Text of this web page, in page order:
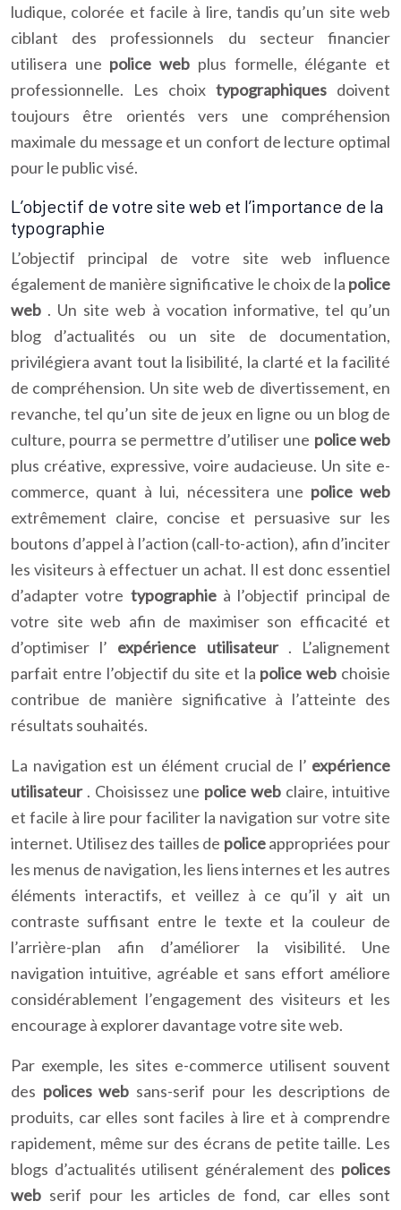
ludique, colorée et facile à lire, tandis qu’un site web
ciblant des professionnels du secteur financier
utilisera une police web plus formelle, élégante et
professionnelle. Les choix typographiques doivent
toujours être orientés vers une compréhension
maximale du message et un confort de lecture optimal
pour le public visé.
L’objectif de votre site web et l’importance de la
typographie
L’objectif principal de votre site web influence
également de manière significative le choix de la police
web . Un site web à vocation informative, tel qu’un
blog d’actualités ou un site de documentation,
privilégiera avant tout la lisibilité, la clarté et la facilité
de compréhension. Un site web de divertissement, en
revanche, tel qu’un site de jeux en ligne ou un blog de
culture, pourra se permettre d’utiliser une police web
plus créative, expressive, voire audacieuse. Un site e-
commerce, quant à lui, nécessitera une police web
extrêmement claire, concise et persuasive sur les
boutons d’appel à l’action (call-to-action), afin d’inciter
les visiteurs à effectuer un achat. Il est donc essentiel
d’adapter votre typographie à l’objectif principal de
votre site web afin de maximiser son efficacité et
d’optimiser l’ expérience utilisateur . L’alignement
parfait entre l’objectif du site et la police web choisie
contribue de manière significative à l’atteinte des
résultats souhaités.
La navigation est un élément crucial de l’ expérience
utilisateur . Choisissez une police web claire, intuitive
et facile à lire pour faciliter la navigation sur votre site
internet. Utilisez des tailles de policeappropriées pour
les menus de navigation, les liens internes et les autres
éléments interactifs, et veillez à ce qu’il y ait un
contraste suffisant entre le texte et la couleur de
l’arrière-plan afin d’améliorer la visibilité. Une
navigation intuitive, agréable et sans effort améliore
considérablement l’engagement des visiteurs et les
encourage à explorer davantage votre site web.
Par exemple, les sites e-commerce utilisent souvent
des polices web sans-serif pour les descriptions de
produits, car elles sont faciles à lire et à comprendre
rapidement, même sur des écrans de petite taille. Les
blogs d’actualités utilisent généralement des polices
web serif pour les articles de fond, car elles sont